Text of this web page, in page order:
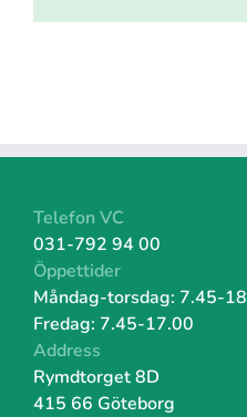
Telefon VC
031-792 94 00
Öppettider
Måndag-torsdag: 7.45-18
Fredag: 7.45-17.00
Address
Rymdtorget 8D
415 66 Göteborg